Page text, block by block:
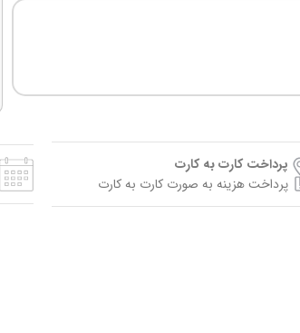
پرداخت کارت به کارت
پرداخت هزینه به صورت کارت به کارت